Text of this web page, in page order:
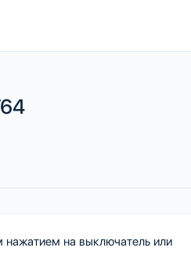
на выключатель или